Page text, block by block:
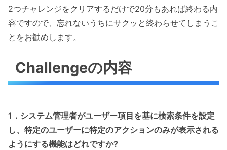
2つチャレンジをクリアするだけで20分もあれば終わる内
容ですので、忘れないうちにサクッと終わらせてしまうこ
とをお勧めします。
Challengeの内容
1． システム管理者がユーザー項目を基に検索条件を設定
し、特定のユーザーに特定のアクションのみが表示される
ようにする機能はどれですか?